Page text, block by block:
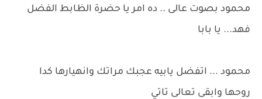
محمود بصوت عالى .. ده امر يا حضرة الظابط الفضل
فهد... يا بابا
محمود ... اتفضل يابيه عجبك مراتك وانهيارها كدا
روحها وابقى تعالى تاتي